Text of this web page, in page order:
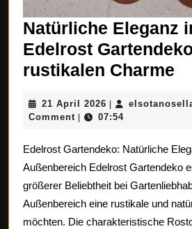
Natürliche Eleganz
Edelrost
rustikalen Charme
21 April 2026 21
April
Comment
07:54
Edelrost Gartendeko: Natürliche
Außenbereich Edelrost Gartendeko
größerer Beliebtheit bei
Außenbereich eine rustikale und
möchten. Die charakteristische